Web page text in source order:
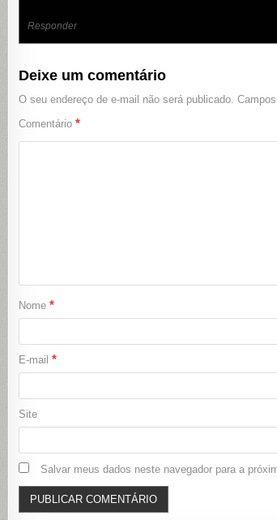
Responder
Deixe um comentário
O seu endereço de e-mail não será publicado.
Comentário *
Nome *
E-mail *
Site
Salvar meus dados neste navegador para a